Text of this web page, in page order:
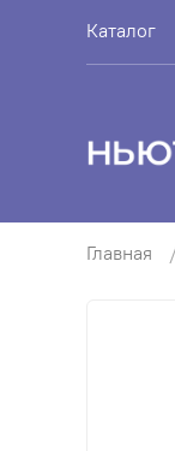
Каталог
Главная